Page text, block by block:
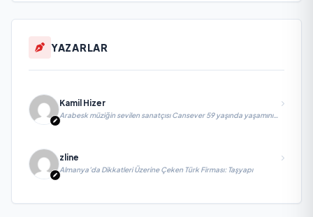
YAZARLAR
Kamil Hizer
Arabesk müziğin sevilen sanatçısı Cansever 59 yaşında yaşamını
yitirdi
zline
Almanya’da Dikkatleri Üzerine Çeken Türk Firması: Taşyapı